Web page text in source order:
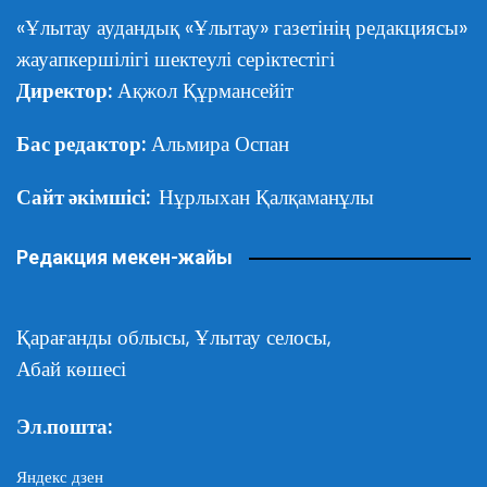
«Ұлытау аудандық «Ұлытау» газетінің редакциясы»
жауапкершілігі шектеулі серіктестігі
Директор: Ақжол Құрмансейіт
Бас редактор: Альмира Оспан
Сайт әкімшісі: Нұрлыхан Қалқаманұлы
Редакция мекен-жайы
Қарағанды облысы, Ұлытау селосы,
Абай көшесі
Эл.пошта:
Яндекс дзен